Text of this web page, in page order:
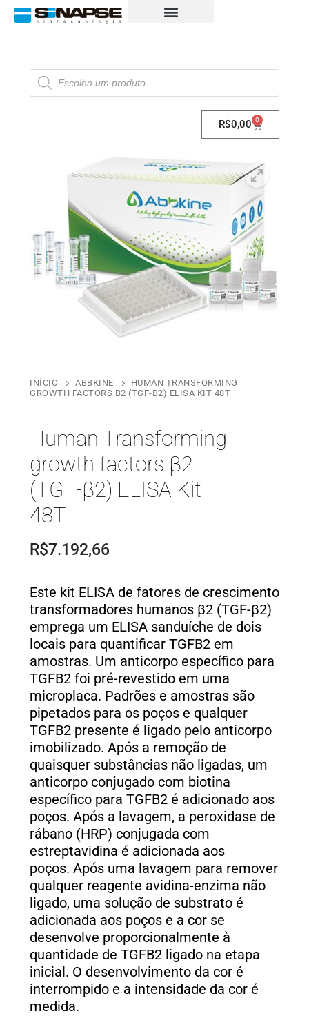
R$0,00 0
INÍCIO ABBKINE
HUMAN TRANSFORMING
GROWTH FACTORS Β2 (TGF-Β2) ELISA KIT 48T
Human Transforming
growth factors β2
(TGF-β2) ELISA Kit
48T
R$7.192,66
Este kit ELISA de fatores de crescimento
transformadores humanos β2 (TGF-β2)
emprega um ELISA sanduíche de dois
locais para quantificar TGFB2 em
amostras. Um anticorpo específico para
TGFB2 foi pré-revestido em uma
microplaca. Padrões e amostras são
pipetados para os poços e qualquer
TGFB2 presente é ligado pelo anticorpo
imobilizado. Após a remoção de
quaisquer substâncias não ligadas, um
anticorpo conjugado com biotina
específico para TGFB2 é adicionado aos
poços. Após a lavagem, a peroxidase de
rábano (HRP) conjugada com
estreptavidina é adicionada aos
poços. Após uma lavagem para remover
qualquer reagente avidina-enzima não
ligado, uma solução de substrato é
adicionada aos poços e a cor se
desenvolve proporcionalmente à
quantidade de TGFB2 ligado na etapa
inicial. O desenvolvimento da cor é
interrompido e a intensidade da cor é
medida.